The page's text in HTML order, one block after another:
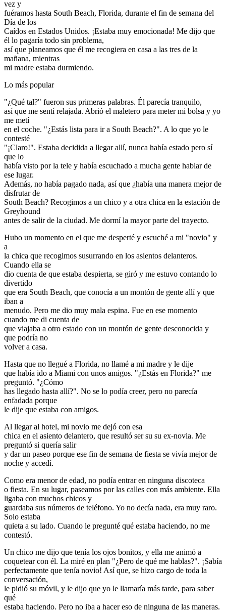
vez y
fuéramos hasta South Beach, Florida, durante el fin de semana del
Día de los
Caídos en Estados Unidos. ¡Estaba muy emocionada! Me dijo que
él lo pagaría todo sin problema,
así que planeamos que él me recogiera en casa a las tres de la
mañana, mientras
mi madre estaba durmiendo.
Lo más popular
"¿Qué tal?" fueron sus primeras palabras. Él parecía tranquilo,
así que me sentí relajada. Abrió el maletero para meter mi bolsa y yo
me metí
en el coche. "¿Estás lista para ir a South Beach?". A lo que yo le
contesté
"¡Claro!". Estaba decidida a llegar allí, nunca había estado pero sí
que lo
había visto por la tele y había escuchado a mucha gente hablar de
ese lugar.
Además, no había pagado nada, así que ¿había una manera mejor de
disfrutar de
South Beach? Recogimos a un chico y a otra chica en la estación de
Greyhound
antes de salir de la ciudad. Me dormí la mayor parte del trayecto.
Hubo un momento en el que me desperté y escuché a mi "novio" y
a
la chica que recogimos susurrando en los asientos delanteros.
Cuando ella se
dio cuenta de que estaba despierta, se giró y me estuvo contando lo
divertido
que era South Beach, que conocía a un montón de gente allí y que
iban a
menudo. Pero me dio muy mala espina. Fue en ese momento
cuando me di cuenta de
que viajaba a otro estado con un montón de gente desconocida y
que podría no
volver a casa.
Hasta que no llegué a Florida, no llamé a mi madre y le dije
que había ido a Miami con unos amigos. "¿Estás en Florida?" me
preguntó. "¿Cómo
has llegado hasta allí?". No se lo podía creer, pero no parecía
enfadada porque
le dije que estaba con amigos.
Al llegar al hotel, mi novio me dejó con esa
chica en el asiento delantero, que resultó ser su su ex-novia. Me
preguntó si quería salir
y dar un paseo porque ese fin de semana de fiesta se vivía mejor de
noche y accedí.
Como era menor de edad, no podía entrar en ninguna discoteca
o fiesta. En su lugar, paseamos por las calles con más ambiente. Ella
ligaba con muchos chicos y
guardaba sus números de teléfono. Yo no decía nada, era muy raro.
Solo estaba
quieta a su lado. Cuando le pregunté qué estaba haciendo, no me
contestó.
Un chico me dijo que tenía los ojos bonitos, y ella me animó a
coquetear con él. La miré en plan "¿Pero de qué me hablas?". ¡Sabía
perfectamente que tenía novio! Así que, se hizo cargo de toda la
conversación,
le pidió su móvil, y le dijo que yo le llamaría más tarde, para saber
qué
estaba haciendo. Pero no iba a hacer eso de ninguna de las maneras.